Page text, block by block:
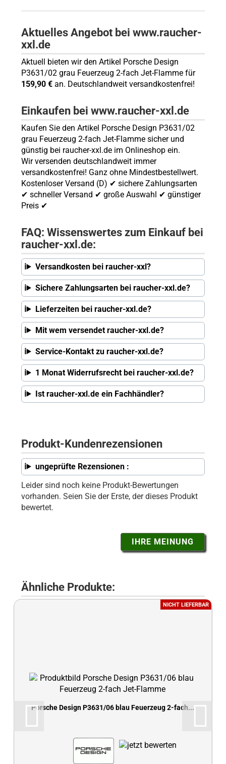
Aktuelles Angebot bei www.raucher-
xxl.de
Aktuell bieten wir den Artikel Porsche Design
P3631/02 grau Feuerzeug 2-fach Jet-Flamme für
159,90 €an. Deutschlandweit versandkostenfrei!
Einkaufen bei www.raucher-xxl.de
Kaufen Sie den Artikel Porsche Design P3631/02
grau Feuerzeug 2-fach Jet-Flamme sicher und
günstig bei raucher-xxl.de im Onlineshop ein.
Wir versenden deutschlandweit immer
versandkostenfrei! Ganz ohne Mindestbestellwert.
Kostenloser Versand (D) ✔ sichere Zahlungsarten
✔ schneller Versand ✔ große Auswahl ✔ günstiger
Preis ✔
FAQ: Wissenswertes zum Einkauf bei
raucher-xxl.de:
Versandkosten bei raucher-xxl?
Sichere Zahlungsarten bei raucher-xxl.de?
Lieferzeiten bei raucher-xxl.de?
Mit wem versendet raucher-xxl.de?
Service-Kontakt zu raucher-xxl.de?
1 Monat Widerrufsrecht bei raucher-xxl.de?
Ist raucher-xxl.de ein Fachhändler?
Produkt-Kundenrezensionen
ungeprüfte Rezensionen :
Leider sind noch keine Produkt-Bewertungen
vorhanden. Seien Sie der Erste, der dieses Produkt
bewertet.
IHRE MEINUNG
Ähnliche Produkte:
NICHT LIEFERBAR
Porsche Design P3631/06 blau Feuerzeug 2-fach...